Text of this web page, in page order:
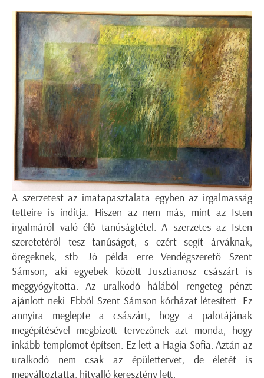
A szerzetest az imatapasztalata egyben az irgalmasság
tetteire is indítja. Hiszen az nem más, mint az Isten
irgalmáról való élő tanúságtétel. A szerzetes az Isten
szeretetéről tesz tanúságot, s ezért segít árváknak,
öregeknek, stb. Jó példa erre Vendégszerető Szent
Sámson, aki egyebek között Jusztianosz császárt is
meggyógyította. Az uralkodó hálából rengeteg pénzt
ajánlott neki. Ebből Szent Sámson kórházat létesített. Ez
annyira meglepte a császárt, hogy a palotájának
megépítésével megbízott tervezőnek azt monda, hogy
inkább templomot építsen. Ez lett a Hagia Sofia. Aztán az
uralkodó nem csak az épülettervet, de életét is
megváltoztatta, hitvalló keresztény lett.